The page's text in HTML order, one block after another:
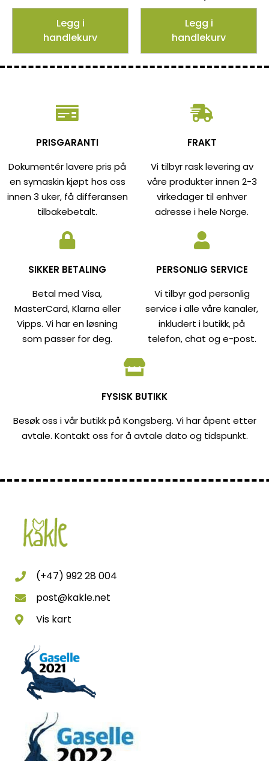
Legg i
handlekurv
Legg i
handlekurv
PRISGARANTI
Dokumentér lavere pris på
en symaskin kjøpt hos oss
innen 3 uker, få differansen
tilbakebetalt.
FRAKT
Vi tilbyr rask levering av
våre produkter innen 2-3
virkedager til enhver
adresse i hele Norge.
SIKKER BETALING
Betal med Visa,
MasterCard, Klarna eller
Vipps. Vi har en løsning
som passer for deg.
PERSONLIG SERVICE
Vi tilbyr god personlig
service i alle våre kanaler,
inkludert i butikk, på
telefon, chat og e-post.
FYSISK BUTIKK
Besøk oss i vår butikk på Kongsberg. Vi har åpent etter
avtale. Kontakt oss for å avtale dato og tidspunkt.
(+47) 992 28 004
post@kakle.net
Vis kart